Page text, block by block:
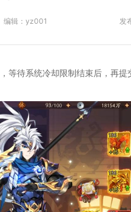
编辑： yz001 发
等待系统冷却限制结束后，再提